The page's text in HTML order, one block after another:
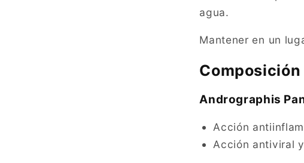
agua.
Mantener en un
Andrographis
Acción
Acción antiviral